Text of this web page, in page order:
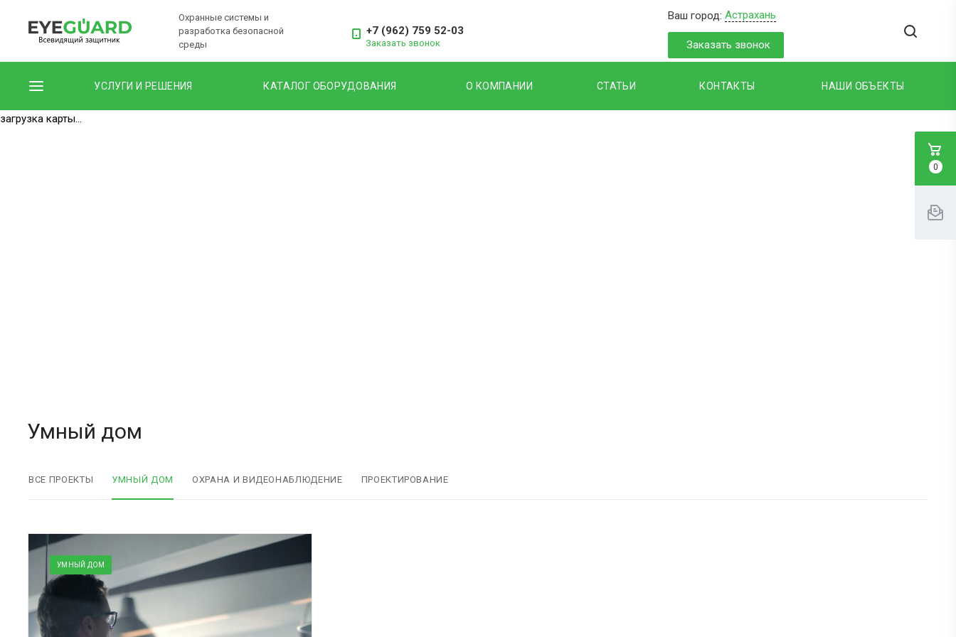
Охранные системы и
разработка безопасной
среды
+7 (962) 759 52-03
Заказать звонок
Ваш город: Астрахань
Заказать звонок
УСЛУГИ И РЕШЕНИЯ КАТАЛОГ ОБОРУДОВАНИЯ О КОМПАНИИ СТАТЬИ КОНТАКТЫ НАШИ ОБЪЕКТЫ
Умный дом
загрузка карты...
ВСЕ ПРОЕКТЫ УМНЫЙ ДОМ ОХРАНА И ВИДЕОНАБЛЮДЕНИЕ ПРОЕКТИРОВАНИЕ
УМНЫЙ ДОМ
0